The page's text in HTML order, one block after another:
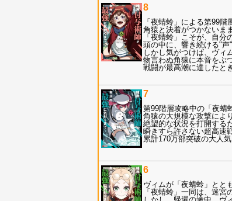
8
「夜蜻蛉」による第99
角猿と決着がつかないま
「夜蜻蛉」こそが、自分
頭の中に、響き続ける"声
しかし気がつけば、ヴィ
物言わぬ角猿に本音をぶ
戦闘が最高潮に達したと
7
第99階層攻略中の「夜蜻
角猿の大規模な攻撃によ
絶望的な状況を打開する
瞬きすら許さない超高速
累計170万部突破の大人
6
ヴィムが「夜蜻蛉」とと
「夜蜻蛉」一同は、迷宮